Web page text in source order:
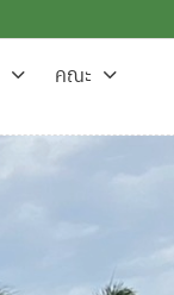
คณะ